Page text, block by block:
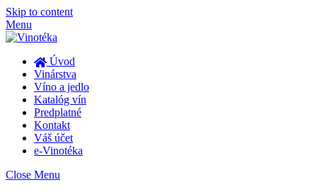
Skip to content
Menu
Úvod
Vinárstva
Víno a jedlo
Katalóg vín
Predplatné
Kontakt
Váš účet
e-Vinotéka
Close Menu